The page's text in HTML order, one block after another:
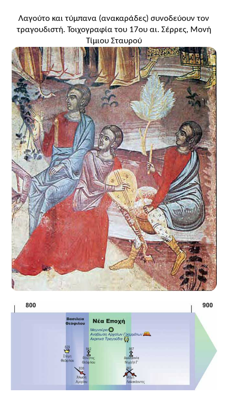
Λαγούτο και τύμπανα (ανακαράδες) συνοδεύουν τον
τραγουδιστή. Τοιχογραφία του 17ου αι. Σέρρες, Μονή
Τίμιου Σταυρού